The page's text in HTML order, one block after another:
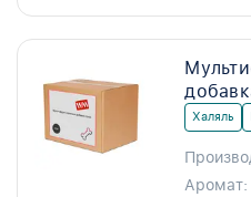
Халяль
Аромат: